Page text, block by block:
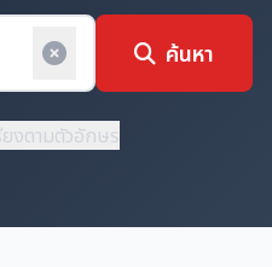
ค้นหา
ยงตามตัวอักษร